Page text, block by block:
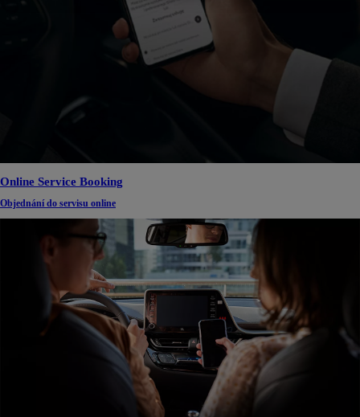
Online Service Booking
Objednání do servisu online